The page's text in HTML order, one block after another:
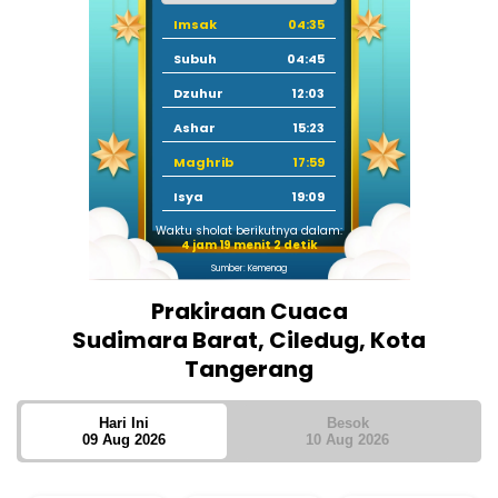
Imsak
04:35
Subuh
04:45
Dzuhur
12:03
Ashar
15:23
Maghrib
17:59
Isya
19:09
Waktu sholat berikutnya dalam:
4 jam 19 menit 1 detik
Sumber: Kemenag
Prakiraan Cuaca
Sudimara Barat, Ciledug, Kota
Tangerang
Hari Ini
09 Aug 2026
Besok
10 Aug 2026